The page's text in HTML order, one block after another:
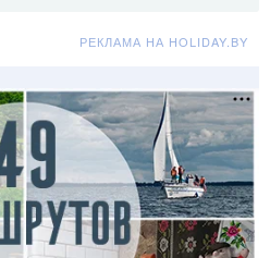
РЕКЛАМА НА HOLIDAY.BY